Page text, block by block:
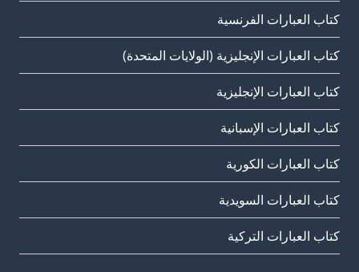
كتاب العبارات الفرنسية
كتاب العبارات الإنجليزية (الولايات المتحدة)
كتاب العبارات الإنجليزية
كتاب العبارات الإسبانية
كتاب العبارات الكورية
كتاب العبارات السويدية
كتاب العبارات التركية